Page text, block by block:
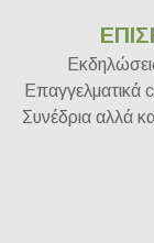
Επαγγελματικά
Συνέδρια αλλά